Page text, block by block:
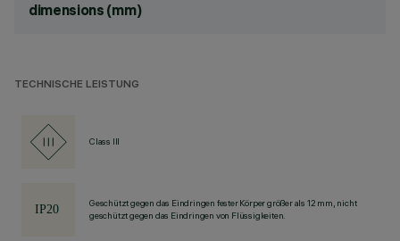
dimensions (mm)
TECHNISCHE LEISTUNG
Class III
Geschützt gegen das Eindringen fester Körper größer als 12 mm, nicht
geschützt gegen das Eindringen von Flüssigkeiten.